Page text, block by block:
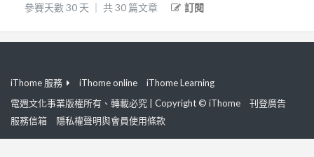
參賽天數30 天 共30 篇文章 訂閱
iThome 服務 iThome online
iThome Learning
電週文化事業版權所有、轉載必究 | Copyright © iThome
刊登廣告
服務信箱
隱私權聲明與會員使用條款